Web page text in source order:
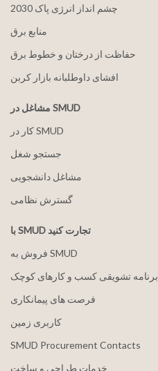
2030 چشم انداز انرژی پاک
منابع برق
حفاظت از درختان و خطوط برق
افشای داوطلبانه بازار کربن
مشاغل در SMUD
کار در SMUD
جستجو شغل
مشاغل دانشجویی
گسترش نظامی
با SMUD تجارت کنید
فروش به SMUD
برنامه تشویقی کسب و کارهای کوچک
فرصت های پیمانکاری
کاربری زمین
SMUD Procurement Contacts
خدمات طراحی و ساخت